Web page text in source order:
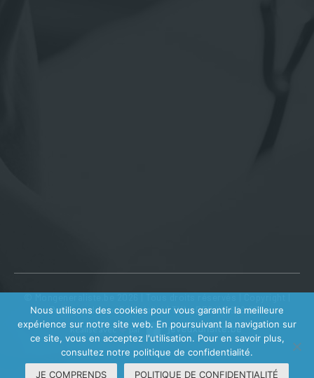
Politique de confidentialité| TVA : BE0410 639 602
Réalisé avec par
Nous utilisons des cookies pour vous garantir la meilleure
expérience sur notre site web. En poursuivant la navigation sur
ce site, vous en acceptez l'utilisation. Pour en savoir plus,
consultez notre politique de confidentialité.
JE COMPRENDS
POLITIQUE DE CONFIDENTIALITÉ